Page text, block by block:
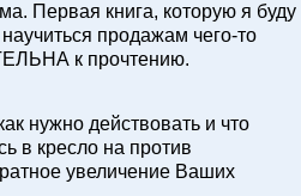
Первая книга, которую я буду
продажам чего-то
к прочтению.
нужно действовать и что
в кресло на против
увеличение Ваших